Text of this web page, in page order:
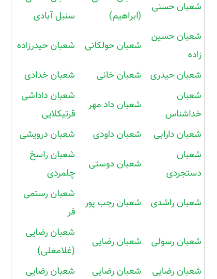
شعبان حسنی
(ابراهیم)
سنبل آبادی
شعبان حسین
زاده
شعبان حولکانی شعبان حیدرزاده
شعبان حیدری شعبان خانی
شعبان خدادی
شعبان
خداشناس
شعبان داد مهر
شعبان داداشی
قرتیکلایی
شعبان دارابی
شعبان داودی
شعبان درویشی
شعبان
دستجردی
شعبان دوستی
شعبان راسخ
چلمردی
شعبان راشدی شعبان رجب پور
شعبان رستمی
فر
شعبان رسولی شعبان رضایی
شعبان رضایی
(غلامعلی)
شعبان رضایی
شعبان رضایی
شعبان رضایی